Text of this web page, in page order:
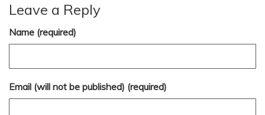
Leave a Reply
Name (required)
Email (will not be published) (required)